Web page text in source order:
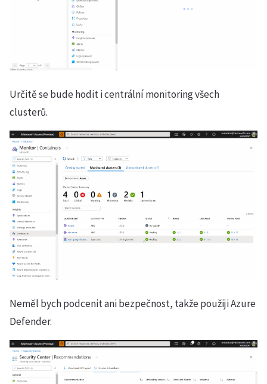
Určitě se bude hodit i centrální monitoring všech
clusterů.
Neměl bych podcenit ani bezpečnost, takže použiji Azure
Defender.